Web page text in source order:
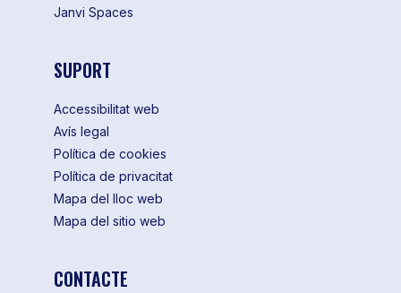
Janvi Spaces
SUPORT
Accessibilitat web
Avís legal
Política de cookies
Política de privacitat
Mapa del lloc web
Mapa del sitio web
CONTACTE